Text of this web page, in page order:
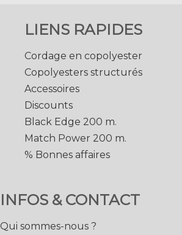
LIENS RAPIDES
Cordage en copolyester
Copolyesters structurés
Accessoires
Discounts
Black Edge 200 m.
Match Power 200 m.
% Bonnes affaires
INFOS & CONTACT
Qui sommes-nous ?